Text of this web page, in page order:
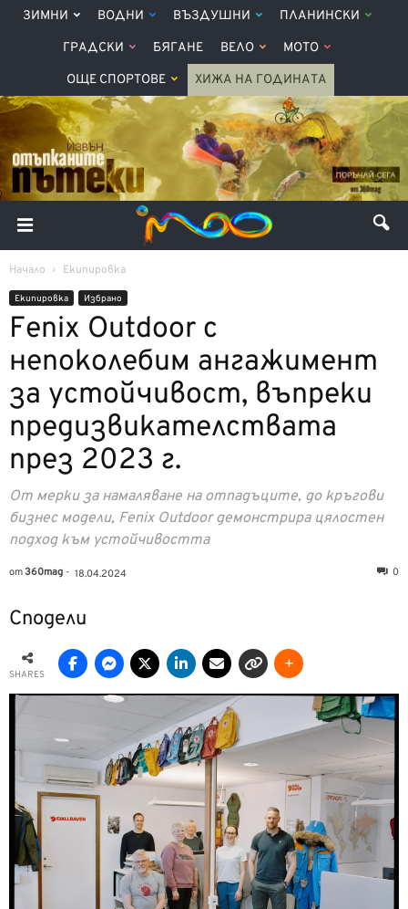
ЗИМНИ ВОДНИ ВЪЗДУШНИ ПЛАНИНСКИ
ГРАДСКИ БЯГАНЕ ВЕЛО МОТО
ОЩЕ СПОРТОВЕ ХИЖА НА ГОДИНАТА
Начало Екипировка
Екипировка Избрано
Fenix Outdoor с
непоколебим ангажимент
за устойчивост, въпреки
предизвикателствата
през 2023 г.
От мерки за намаляване на отпадъците, до кръгови
бизнес модели, Fenix Outdoor демонстрира цялостен
подход към устойчивостта
от360mag - 18.04.2024 0
Сподели
SHARES